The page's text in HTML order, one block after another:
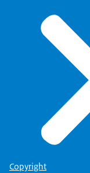
Copyright